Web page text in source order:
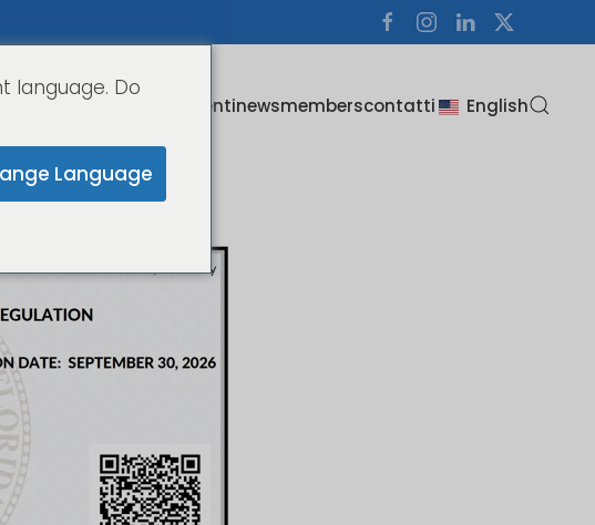
homeservizi clientinewsmemberscontatti English
language. Do
Language